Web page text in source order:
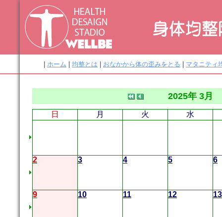
ホーム 均整とは おなかから体の歪みをとる マタニティ
2025年 3月
日 月 火 水
2 3 4 5 6
9 10 11 12 13